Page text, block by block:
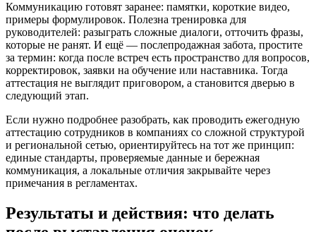
Коммуникацию готовят заранее: памятки, короткие видео,
примеры формулировок. Полезна тренировка для
руководителей: разыграть сложные диалоги, отточить фразы,
которые не ранят. И ещё — послепродажная забота, простите
за термин: когда после встреч есть пространство для вопросов,
корректировок, заявки на обучение или наставника. Тогда
аттестация не выглядит приговором, а становится дверью в
следующий этап.
Если нужно подробнее разобрать, как проводить ежегодную
аттестацию сотрудников в компаниях со сложной структурой
и региональной сетью, ориентируйтесь на тот же принцип:
единые стандарты, проверяемые данные и бережная
коммуникация, а локальные отличия закрывайте через
примечания в регламентах.
Результаты и действия: что делать